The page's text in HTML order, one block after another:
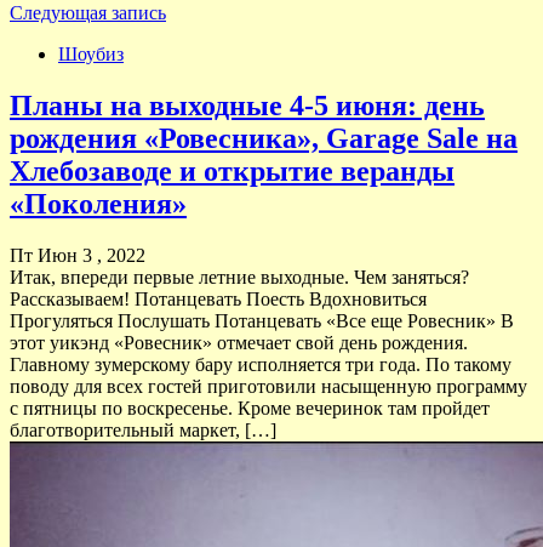
Следующая запись
Шоубиз
Планы на выходные 4-5 июня: день
рождения «Ровесника», Garage Sale на
Хлебозаводе и открытие веранды
«Поколения»
Пт Июн 3 , 2022
Итак, впереди первые летние выходные. Чем заняться?
Рассказываем! Потанцевать Поесть Вдохновиться
Прогуляться Послушать Потанцевать «Все еще Ровесник» В
этот уикэнд «Ровесник» отмечает свой день рождения.
Главному зумерскому бару исполняется три года. По такому
поводу для всех гостей приготовили насыщенную программу
с пятницы по воскресенье. Кроме вечеринок там пройдет
благотворительный маркет, […]